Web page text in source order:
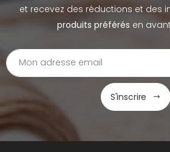
et recevez des réductions et des
produits préférés en
S'inscrire